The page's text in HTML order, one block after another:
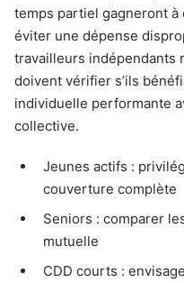
temps partiel gagneront
éviter une dépense
travailleurs indépendants
doivent vérifier s’ils
individuelle performante
collective.
Jeunes actifs :
couverture complète
Seniors : comparer
mutuelle
CDD courts :